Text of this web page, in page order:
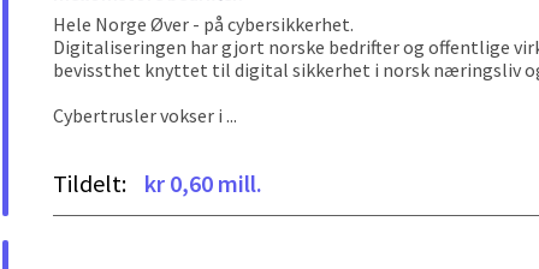
Hele Norge Øver - på cybersikkerhet.
Digitaliseringen har gjort norske bedrifter og offentlige
bevissthet knyttet til digital sikkerhet i norsk næringsliv
Cybertrusler vokser i ...
Tildelt: kr 0,60 mill.